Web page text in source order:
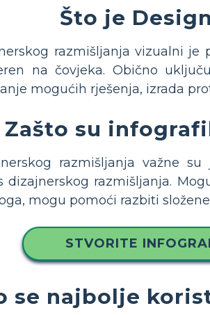
Što je
razmišljanja vizualni je
na čovjeka. Obično
mogućih rješenja, izrada
Zašto su
razmišljanja važne
dizajnerskog razmišljanja.
mogu pomoći razbiti
STVORITE
se najbolje